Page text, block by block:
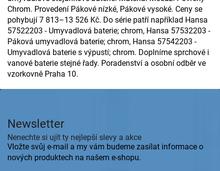
d
a
c
í
p
r
v
v
u
Chrom. Provedení Pákové nízké, Pákové vysoké. Ceny se
pohybují 7 813–13 526 Kč. Do série patří například Hansa
57522203 - Umyvadlová baterie; chrom, Hansa 57532203 -
Páková umyvadlová baterie; chrom, Hansa 57542203 -
Umyvadlová baterie s výpustí; chrom. Doplníme sprchové i
vanové baterie stejné řady. Poradenství a osobní odběr ve
vzorkovně Praha 10.
Z
Newsletter
Nenechte si ujít ty nejlepší slevy a akce
Vložte svůj e-mail a my vám budeme zasílat informace o
nových produktech na našem e-shopu.